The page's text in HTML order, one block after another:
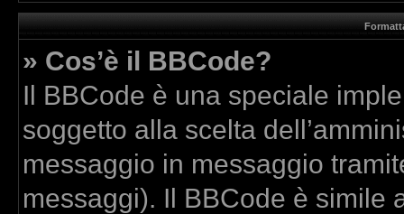
» Cos’è il BBCode?
Il BBCode è una speciale
soggetto alla scelta
messaggio in messaggio
messaggi). Il BBCode è simile